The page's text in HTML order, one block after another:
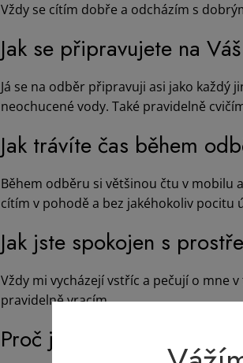
Vždy se cítím dobře a odcházím s
Jak se připravujete na
Já se na odběr připravuji asi jako
neochucené vody. Také pravidelně
Jak trávíte čas během
Během odběru si většinou čtu v mobilu
cítím v pohodě a bez jakéhokoliv pocitu
Jak jste spokojen s
Vždy mi vycházejí vstříc a pečují o mne
pravidelně vracím.
Proč jste si vybral zrovna